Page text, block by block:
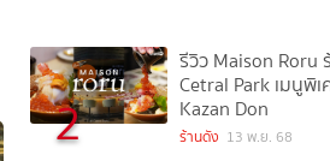
2
รีวิว Maison Roru
Cetral Park เมนูพิ
Kazan Don
ร้านดัง 13 พ.ย. 68